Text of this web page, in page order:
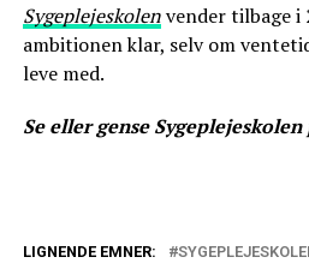
Sygeplejeskolenvender tilbage i
ambitionen klar, selv om
leve med.
Se eller gense Sygeplejeskolen
LIGNENDE EMNER: